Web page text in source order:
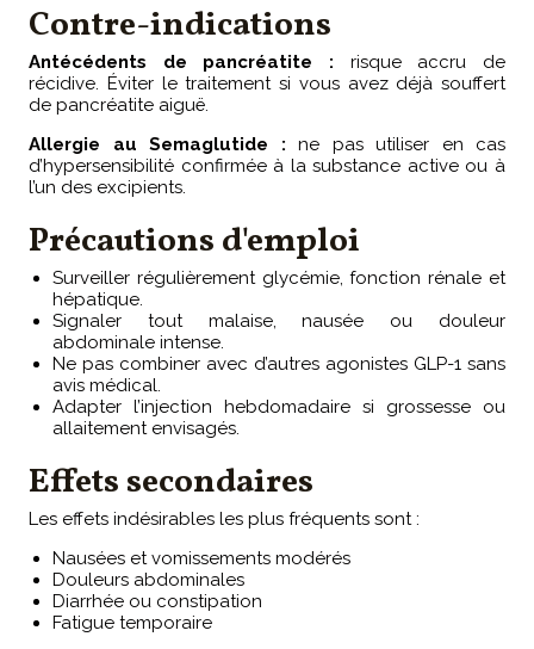
Contre-indications
Antécédents de pancréatite : risque accru de
récidive. Éviter le traitement si vous avez déjà souffert
de pancréatite aiguë.
Allergie au Semaglutide : ne pas utiliser en cas
d’hypersensibilité confirmée à la substance active ou à
l’un des excipients.
Précautions d'emploi
Surveiller régulièrement glycémie, fonction rénale et
hépatique.
Signaler tout malaise, nausée ou douleur
abdominale intense.
Ne pas combiner avec d’autres agonistes GLP-1 sans
avis médical.
Adapter l’injection hebdomadaire si grossesse ou
allaitement envisagés.
Effets secondaires
Les effets indésirables les plus fréquents sont :
Nausées et vomissements modérés
Douleurs abdominales
Diarrhée ou constipation
Fatigue temporaire